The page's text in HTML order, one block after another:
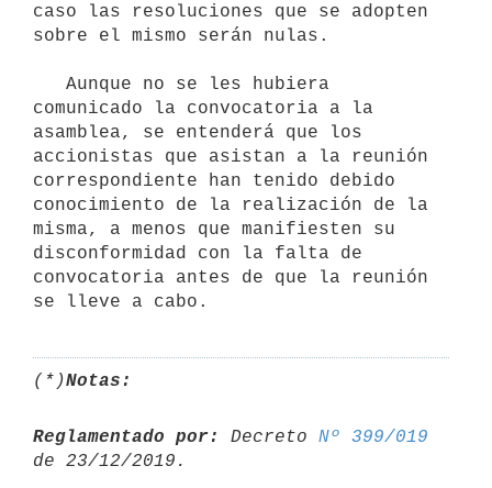
caso las resoluciones que se adopten
sobre el mismo serán nulas.
comunicado la convocatoria a la
asamblea, se entenderá que los
accionistas que asistan a la reunión
correspondiente han tenido debido
conocimiento de la realización de la
misma, a menos que manifiesten su
disconformidad con la falta de
convocatoria antes de que la reunión
(*)Notas:
Reglamentado por: Decreto Nº 399/019